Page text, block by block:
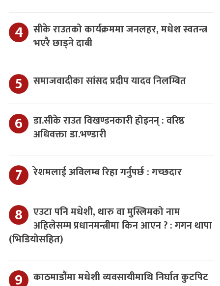
सीके राउतको कार्यक्रममा जनलहर, मधेश स्वतन्त्र
भएरै छाड्ने दाबी
समाजवादीका सांसद प्रदीप यादव निलम्बित
डा.सीके राउत विखण्डनकारी होइनन् : वरिष्ठ
अधिवक्ता डा.भण्डारी
रेशमलाई अविलम्ब रिहा गर्नुपर्छ : गच्छदार
एउटा पनि मधेशी, थारु वा मुस्लिमको नाम
अहिलेसम्म प्रधानमन्त्रीमा किन आएन ? : गगन थापा
(भिडियोसहित)
काठमाडौंमा मधेशी व्यवसायीमाथि निर्घात कुटपिट